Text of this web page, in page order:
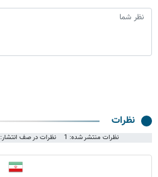
نظرات
نظرات منتشر شده: 1 نظرات در صف انتشار: 0